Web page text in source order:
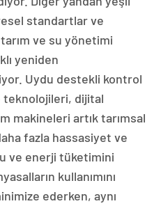
standartlar ve
ve su yönetimi
yeniden
Uydu destekli kontrol
dijital
makineleri artık tarımsal
fazla hassasiyet ve
ve enerji tüketimini
kullanımını
ederken, aynı